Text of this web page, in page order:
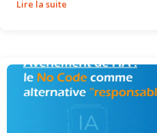
Lire la suite